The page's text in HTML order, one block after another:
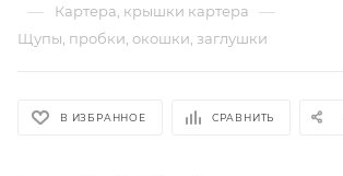
— Картера, крышки картера —
Щупы, пробки, окошки, заглушки
В ИЗБРАННОЕ СРАВНИТЬ